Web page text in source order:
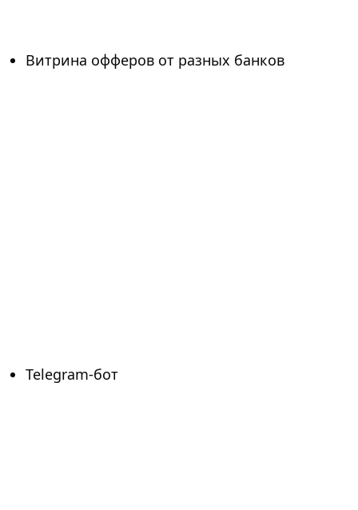
Витрина офферов от разных банков
Telegram-бот